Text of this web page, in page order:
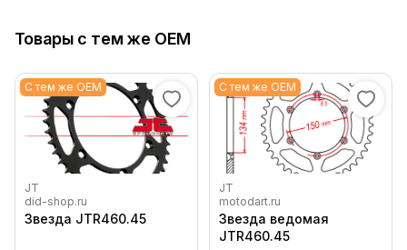
Товары с тем же OEM
С тем же OEM
JT
did-shop.ru
Звезда JTR460.45
С тем же OEM
JT
motodart.ru
Звезда ведомая
JTR460.45